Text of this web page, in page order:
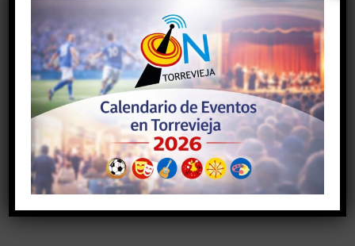
Facebook Twitter
Artículo anterior
JUVENTUD GESTIONÓ UN
TOTAL DE 245 CARNETS
JOVE DURANTE EL AÑO
2020
Artículo siguiente
LA ENTREGA DE LOTES DE
PRIMERA NECESIDAD
FUNCIONA SEGÚN LO
PREVISTO